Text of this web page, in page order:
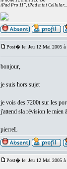
iPad Pro 11", iPad mini Cellular...
Post� le: Jeu 12 Mai 2005 à
bonjour,
je suis hors sujet
je vois des 7200t sur les
j'attend sla révision le mien
pierreL
Post� le: Jeu 12 Mai 2005 à